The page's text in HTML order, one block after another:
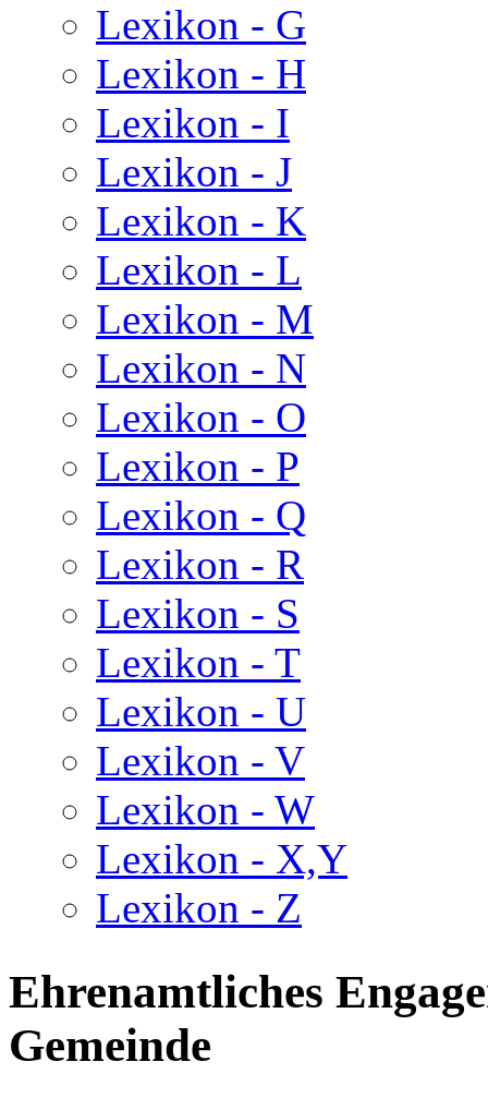
Lexikon - G
Lexikon - H
Lexikon - I
Lexikon - J
Lexikon - K
Lexikon - L
Lexikon - M
Lexikon - N
Lexikon - O
Lexikon - P
Lexikon - Q
Lexikon - R
Lexikon - S
Lexikon - T
Lexikon - U
Lexikon - V
Lexikon - W
Lexikon - X,Y
Lexikon - Z
Ehrenamtliches
Gemeinde